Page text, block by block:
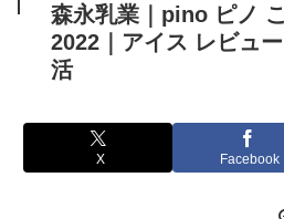
森永乳業｜pino ピノ
2022｜アイス レビュ
活
X Facebook